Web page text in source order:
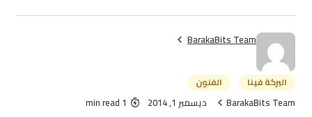
BarakaBits Team
البركة فينا الفنون
BarakaBits Team ديسمبر 1, 2014 1 min read